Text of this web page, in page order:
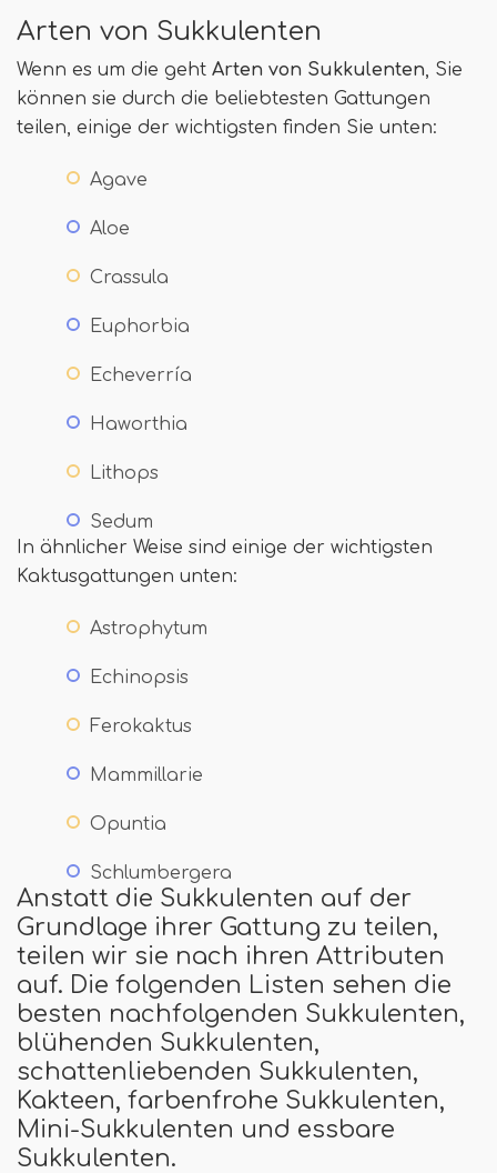
Arten von Sukkulenten
Wenn es um die geht Arten von Sukkulenten, Sie
können sie durch die beliebtesten Gattungen
teilen, einige der wichtigsten finden Sie unten:
Agave
Aloe
Crassula
Euphorbia
Echeverría
Haworthia
Lithops
Sedum
In ähnlicher Weise sind einige der wichtigsten
Kaktusgattungen unten:
Astrophytum
Echinopsis
Ferokaktus
Mammillarie
Opuntia
Schlumbergera
Anstatt die Sukkulenten auf der
Grundlage ihrer Gattung zu teilen,
teilen wir sie nach ihren Attributen
auf. Die folgenden Listen sehen die
besten nachfolgenden Sukkulenten,
blühenden Sukkulenten,
schattenliebenden Sukkulenten,
Kakteen, farbenfrohe Sukkulenten,
Mini-Sukkulenten und essbare
Sukkulenten.